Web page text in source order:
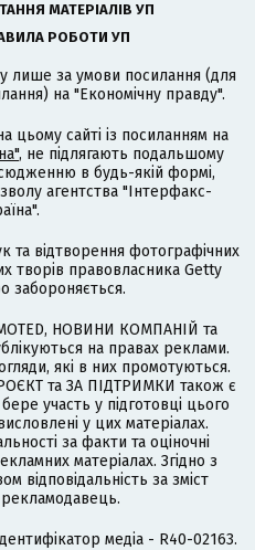
МАТЕРІАЛІВ УП
РОБОТИ УП
лише за умови посилання (для
на "Економічну правду".
цьому сайті із посиланням на
, не підлягають подальшому
в будь-якій формі,
агентства "Інтерфакс-
та відтворення фотографічних
творів правовласника Getty
забороняється.
НОВИНИ КОМПАНІЙ та
на правах реклами.
які в них промотуються.
та ЗА ПІДТРИМКИ також є
участь у підготовці цього
у цих матеріалах.
за факти та оціночні
матеріалах. Згідно з
відповідальність за зміст
медіа - R40-02163.